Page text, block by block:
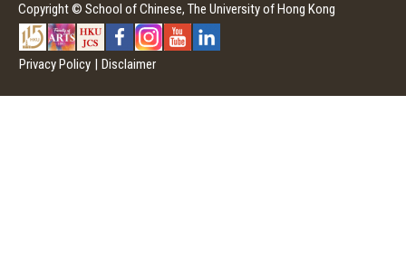
Copyright © School of Chinese, The University of Hong Kong
Privacy Policy Disclaimer